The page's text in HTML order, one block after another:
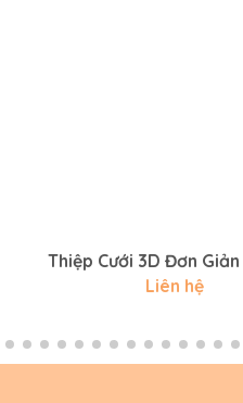
Thiệp Cưới 3D Đơn Giản
Liên hệ